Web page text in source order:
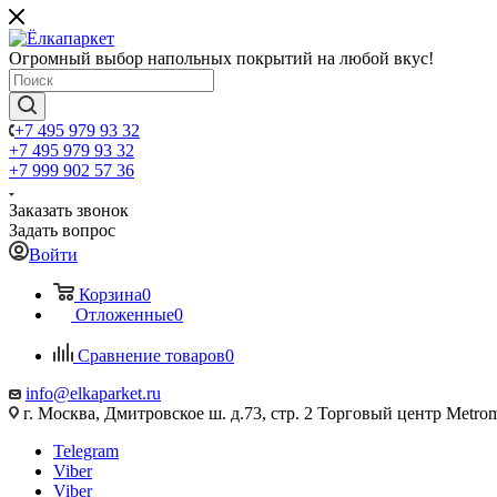
Огромный выбор напольных покрытий на любой вкус!
+7 495 979 93 32
+7 495 979 93 32
+7 999 902 57 36
Заказать звонок
Задать вопрос
Войти
Корзина0
Отложенные0
Сравнение товаров0
info@elkaparket.ru
г. Москва, Дмитровское ш. д.73, стр. 2 Торговый центр
Telegram
Viber
Viber